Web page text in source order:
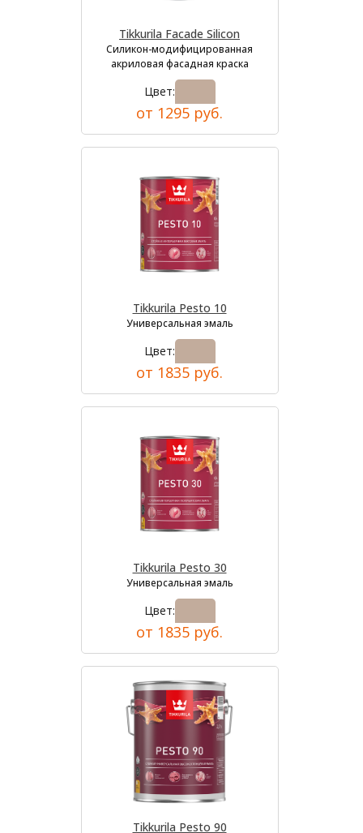
Tikkurila Facade Silicon
Силикон-модифицированная
акриловая фасадная краска
Цвет:
от 1295 руб.
Tikkurila Pesto 10
Универсальная эмаль
Цвет:
от 1835 руб.
Tikkurila Pesto 30
Универсальная эмаль
Цвет:
от 1835 руб.
Tikkurila Pesto 90